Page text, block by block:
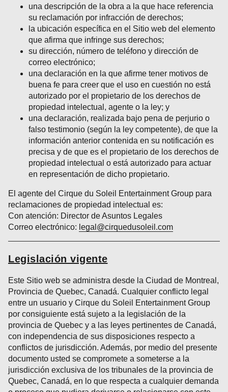
una descripción de la obra a la que hace referencia
su reclamación por infracción de derechos;
la ubicación específica en el Sitio web del elemento
que afirma que infringe sus derechos;
su dirección, número de teléfono y dirección de
correo electrónico;
una declaración en la que afirme tener motivos de
buena fe para creer que el uso en cuestión no está
autorizado por el propietario de los derechos de
propiedad intelectual, agente o la ley; y
una declaración, realizada bajo pena de perjurio o
falso testimonio (según la ley competente), de que la
información anterior contenida en su notificación es
precisa y de que es el propietario de los derechos de
propiedad intelectual o está autorizado para actuar
en representación de dicho propietario.
El agente del Cirque du Soleil Entertainment Group para
reclamaciones de propiedad intelectual es:
Con atención: Director de Asuntos Legales
Correo electrónico: legal@cirquedusoleil.com
Legislación vigente
Este Sitio web se administra desde la Ciudad de Montreal,
Provincia de Quebec, Canadá. Cualquier conflicto legal
entre un usuario y Cirque du Soleil Entertainment Group
por consiguiente está sujeto a la legislación de la
provincia de Quebec y a las leyes pertinentes de Canadá,
con independencia de sus disposiciones respecto a
conflictos de jurisdicción. Además, por medio del presente
documento usted se compromete a someterse a la
jurisdicción exclusiva de los tribunales de la provincia de
Quebec, Canadá, en lo que respecta a cualquier demanda